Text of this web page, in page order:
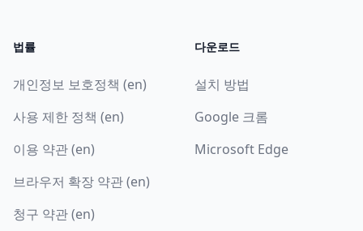
법률
개인정보 보호정책 (en)
사용 제한 정책 (en)
이용 약관 (en)
브라우저 확장 약관 (en)
청구 약관 (en)
다운로드
설치 방법
Google 크롬
Microsoft Edge